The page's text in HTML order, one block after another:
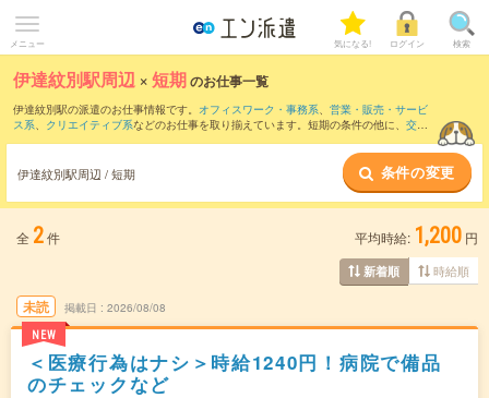
メニュー 気になる! ログイン 検索
伊達紋別駅周辺 ×短期のお仕事一覧
伊達紋別駅の派遣のお仕事情報です。 オフィスワーク・事務系、 営業・販売・サービ
ス系、 クリエイティブ系などのお仕事を取り揃えています。短期の条件の他に、 交通
伊達紋別駅周辺 / 短期 条件の変更
全 2件 平均時給: 1,200 円
新着順 時給順
未読
NEW
掲載日 2026/08/08
＜医療行為はナシ＞時給1240円！病院で備品
のチェックなど